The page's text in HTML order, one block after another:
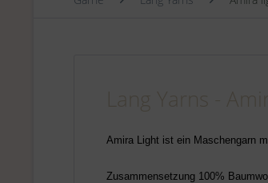
Amira Light ist ein Maschengarn
Zusammensetzung 100%